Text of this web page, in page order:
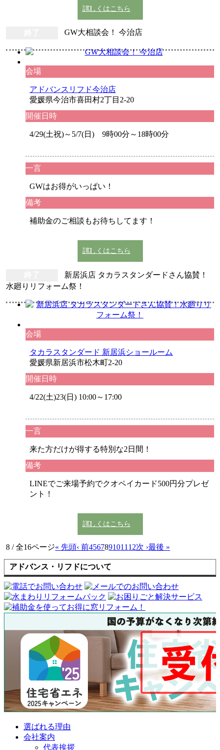
詳しくはこちら
GW大相談会！ 今治店
会場
アドバンスリフド今治店
愛媛県今治市喜田村2丁目2-20
開催日時
4/29(土祝)～5/7(日) 9時00分～18時00分
一言
GWはお得がいっぱい！
備考
補助金のご相談もお待ちしてます！
詳しくはこちら
新居浜店 タカラスタンダードさん協賛！
水廻りリフォーム祭！
会場
タカラスタンダード 新居浜ショールーム
愛媛県新居浜市松木町2-20
開催日時
4/22(土)23(日) 10:00～17:00
一言
来た方だけが得する特別な2日間！
備考
LINEでご来場予約でクオペイカード500円分プレゼ
ント！
詳しくはこちら
8 / 全16ページ« 先頭‹ 前4567891011 12次 ›最後 »
アドバンス・リフドについて
選ばれる理由
会社案内
代表挨拶